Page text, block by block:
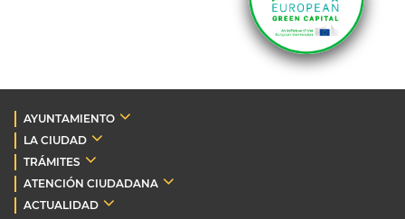
AYUNTAMIENTO
LA CIUDAD
TRÁMITES
ATENCIÓN CIUDADANA
ACTUALIDAD